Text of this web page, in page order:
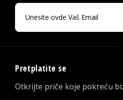
Pretplatite se
Otkrijte priče koje pokreću